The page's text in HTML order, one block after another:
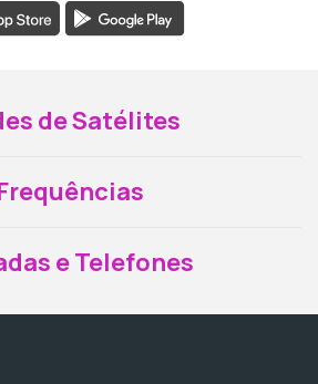
de Satélites
e Telefones